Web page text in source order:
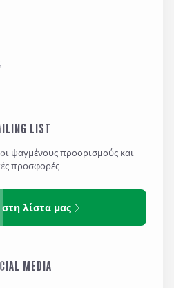
LIST
ψαγμένους προορισμούς και
προσφορές
λίστα μας
MEDIA